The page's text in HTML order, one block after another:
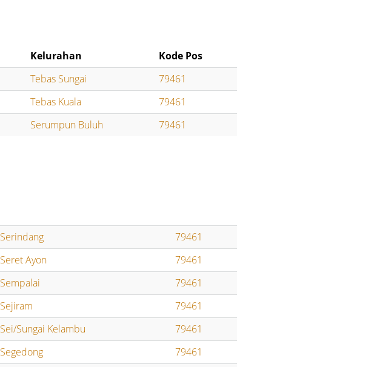
Kelurahan
Kode Pos
Tebas Sungai
79461
Tebas Kuala
79461
Serumpun Buluh 79461
Serindang
79461
Seret Ayon
79461
Sempalai
79461
Sejiram
79461
Sei/Sungai Kelambu
79461
Segedong
79461